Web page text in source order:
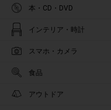
本・CD・DVD
インテリア・時計
スマホ・カメラ
食品
アウトドア